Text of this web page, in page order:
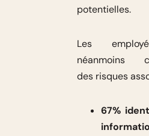
potentielles.
Les
néanmoins
des risques
67%